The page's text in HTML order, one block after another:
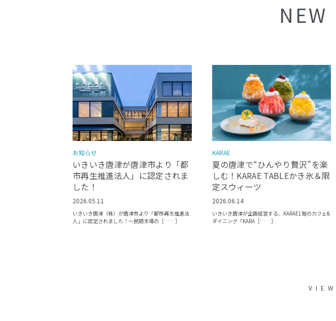
NEW
お知らせ
いきいき唐津が唐津市より「都
市再生推進法人」に認定されま
した！
2026.05.11
いきいき唐津（株）が唐津市より「都市再生推進法
人」に認定されました！〜民間主導の［……］
KARAE
夏の唐津で“ひんやり贅沢”を楽
しむ！KARAE TABLEかき氷＆限
定スウィーツ
2026.06.14
いきいき唐津が企画経営する、KARAE1階のカフェ&
ダイニング「KARA［……］